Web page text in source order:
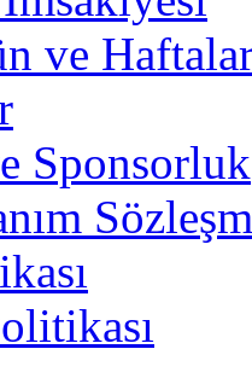
ve
Sponsorluk